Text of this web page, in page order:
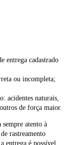
entrega cadastrado
ou incompleta;
acidentes naturais,
de força maior.
atento à
rastreamento
entrega é possível